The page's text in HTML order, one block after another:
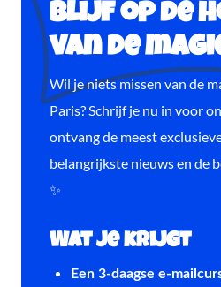
Blijf op de
van de
Wil je niets missen van de
Paris? Schrijf je nu in voor
ontvang de meest
belangrijkste nieuws en de
✨
Wat je krijgt
Een 3-daagse e-